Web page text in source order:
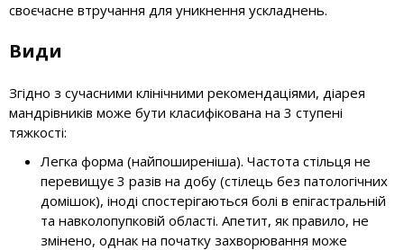
своєчасне втручання для уникнення ускладнень.
Види
Згідно з сучасними клінічними рекомендаціями, діарея
мандрівників може бути класифікована на 3 ступені
тяжкості:
Легка форма (найпоширеніша). Частота стільця не
перевищує 3 разів на добу (стілець без патологічних
домішок), іноді спостерігаються болі в епігастральній
та навколопупковій області. Апетит, як правило, не
змінено, однак на початку захворювання може